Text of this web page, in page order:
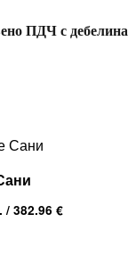
ПДЧ с дебелина
/ 382.96 €